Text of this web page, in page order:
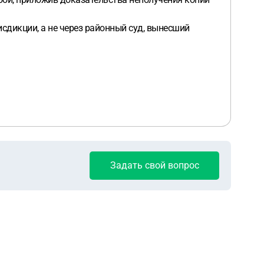
а не через районный суд, вынесший
Задать свой вопрос